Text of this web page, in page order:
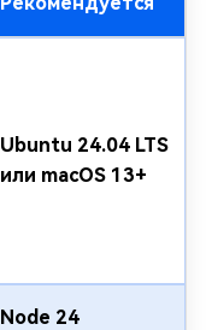
Ubuntu 24.04 LTS
или macOS 13+
Node 24